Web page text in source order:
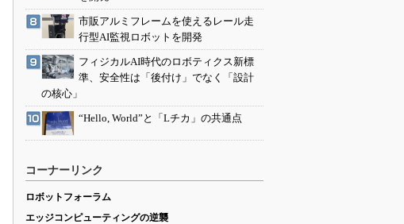
市販アルミフレームを使えるレール走
行型AI監視ロボットを開発
フィジカルAI時代のロボティクス新標
準、安全性は「後付け」でなく「設計
の核心」
“Hello, World”と「Lチカ」の共通点
コーナーリンク
ロボットフォーラム
エッジコンピューティングの逆襲